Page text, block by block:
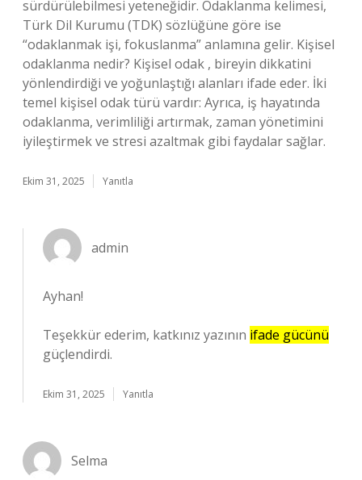
sürdürülebilmesi yeteneğidir. Odaklanma kelimesi,
Türk Dil Kurumu (TDK) sözlüğüne göre ise
“odaklanmak işi, fokuslanma” anlamına gelir. Kişisel
odaklanma nedir? Kişisel odak , bireyin dikkatini
yönlendirdiği ve yoğunlaştığı alanları ifade eder. İki
temel kişisel odak türü vardır: Ayrıca, iş hayatında
odaklanma, verimliliği artırmak, zaman yönetimini
iyileştirmek ve stresi azaltmak gibi faydalar sağlar.
Ekim 31, 2025 Yanıtla
admin
Ayhan!
Teşekkür ederim, katkınız yazının ifade gücünü
güçlendirdi.
Ekim 31, 2025 Yanıtla
Selma